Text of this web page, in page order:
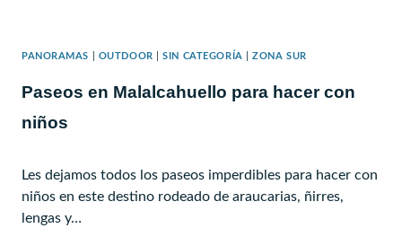
PANORAMAS OUTDOOR |SIN CATEGORÍA |ZONA SUR
Paseos en Malalcahuello para hacer con
niños
Les dejamos todos los paseos imperdibles para hacer con
niños en este destino rodeado de araucarias, ñirres,
lengas y…